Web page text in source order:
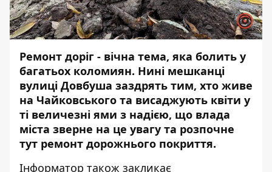
Ремонт доріг - вічна тема, яка болить у
багатьох коломиян. Нині мешканці
вулиці Довбуша заздрять тим, хто живе
на Чайковського та висаджують квіти у
ті величезні ями з надією, що влада
міста зверне на це увагу та розпочне
тут ремонт дорожнього покриття.
Інформатор також закликає